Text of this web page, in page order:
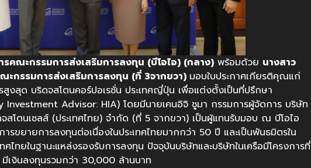
คณะกรรมการส่งเสริมการลงทุน (บีโอไอ) (กลาง) พร้อมด้วย นางสาว
กรรมการส่งเสริมการลงทุน (ที่ 3จากขวา) มอบใบประกาศเกียรติคุณแก่
สูงสุด บริดจสโตนคอร์ปอเรชั่น ประเทศญี่ปุ่น เพื่อแต่งตั้งเป็นที่ปรึกษา
Advisor: HIA) โดยมีนายเคนอิจิ ชูมา กรรมการผู้จัดการ บริษัท
โตนเซลส์ (ประเทศไทย) จำกัด (ที่ 5 จากขวา) เป็นผู้แทนรับมอบ ณ บีโอไอ
รขยายการลงทุนต่อเนื่องในประเทศไทยมากกว่า 50 ปี และเป็นพันธมิตรใน
ไทยในฐานะแหล่งรองรับการลงทุน ปัจจุบันบริษัทและบริษัทในเครือมีโครงการที่
มีเงินลงทุนรวมกว่า 30,000 ล้านบาท